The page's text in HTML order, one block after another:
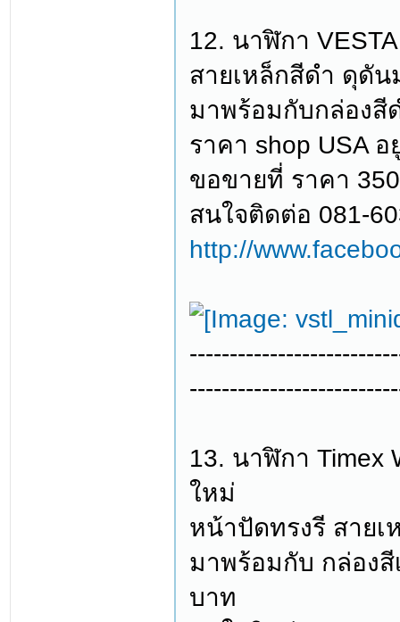
12. นาฬิกา
สายเหล็กสีดำ ดุดั
มาพร้อมกับกล่องสี
ราคา shop USA
ขอขายที่ ราคา
สนใจติดต่อ 081-
http://
13. นาฬิกา Timex
ใหม่
หน้าปัดทรงรี สายเ
มาพร้อมกับ กล่อง
บาท